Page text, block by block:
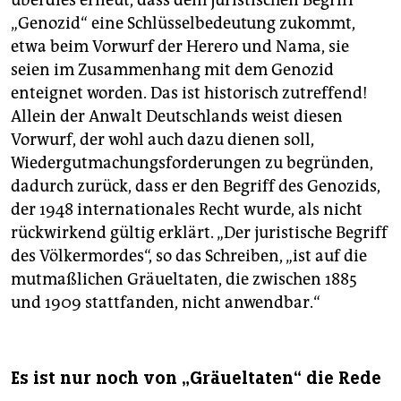
„Genozid“ eine Schlüsselbedeutung zukommt,
etwa beim Vorwurf der Herero und Nama, sie
seien im Zusammenhang mit dem Genozid
enteignet worden. Das ist historisch zutreffend!
Allein der Anwalt Deutschlands weist diesen
Vorwurf, der wohl auch dazu dienen soll,
Wiedergutmachungsforderungen zu begründen,
dadurch zurück, dass er den Begriff des Genozids,
der 1948 internationales Recht wurde, als nicht
rückwirkend gültig erklärt. „Der juristische Begriff
des Völkermordes“, so das Schreiben, „ist auf die
mutmaßlichen Gräueltaten, die zwischen 1885
und 1909 stattfanden, nicht anwendbar.“
Es ist nur noch von „Gräueltaten“ die Rede